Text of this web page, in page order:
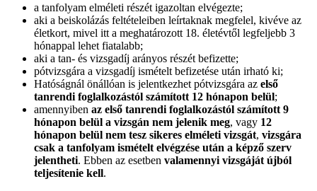
a tanfolyam elméleti részét igazoltan elvégezte;
aki a beiskolázás feltételeiben leírtaknak megfelel, kivéve az
életkort, mivel itt a meghatározott 18. életévtől legfeljebb 3
hónappal lehet fiatalabb;
aki a tan- és vizsgadíj arányos részét befizette;
pótvizsgára a vizsgadíj ismételt befizetése után irható ki;
Hatóságnál önállóan is jelentkezhet pótvizsgára az első
tanrendi foglalkozástól számított 12 hónapon belül;
amennyiben az első tanrendi foglalkozástól számított 9
hónapon belül a vizsgán nem jelenik meg, vagy 12
hónapon belül nem tesz sikeres elméleti vizsgát, vizsgára
csak a tanfolyam ismételt elvégzése után a képző szerv
jelentheti. Ebben az esetben valamennyi vizsgáját újból
teljesítenie kell.